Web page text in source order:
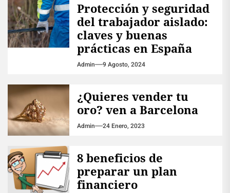
Protección y seguridad
del trabajador aislado:
claves y buenas
prácticas en España
Admin 9 Agosto, 2024
¿Quieres vender tu
oro? ven a Barcelona
Admin 24 Enero, 2023
8 beneficios de
preparar un plan
financiero